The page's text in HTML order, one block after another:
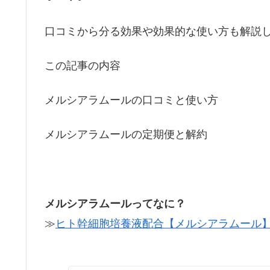
口コミから分る効果や効果的な使い方も解説し
この記事の内容
メルシアラムールの口コミと使い方
メルシアラムールの定期便と解約
メルシアラムールってなに？
≫ヒト幹細胞培養液配合【メルシアラムール】